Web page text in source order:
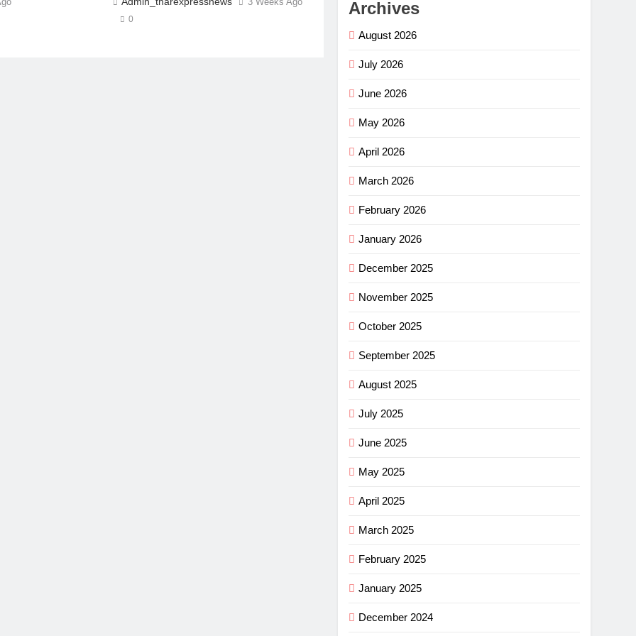
0
Archives
August 2026
July 2026
June 2026
May 2026
April 2026
March 2026
February 2026
January 2026
December 2025
November 2025
October 2025
September 2025
August 2025
July 2025
June 2025
May 2025
April 2025
March 2025
February 2025
January 2025
December 2024